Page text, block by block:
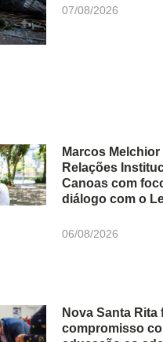
07/08/2026
Marcos
Relações
Canoas com
diálogo com o
06/08/2026
Nova Santa Rita
compromisso